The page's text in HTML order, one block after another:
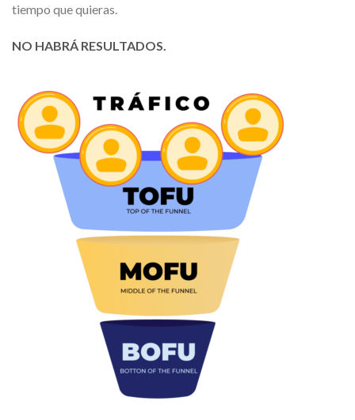
tiempo que quieras.
NO HABRÁ RESULTADOS.